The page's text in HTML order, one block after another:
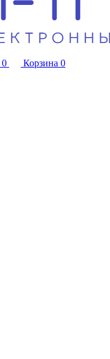
0 Корзина 0